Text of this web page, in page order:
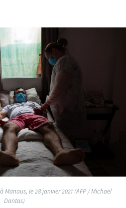
Manaus, le 28 janvier 2021 (AFP / Michael
Dantas)